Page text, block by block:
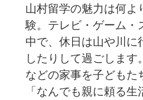
山村留学の魅力は何よ
験。テレビ・ゲーム・
中で、休日は山や川に
したりして過ごしま
などの家事を子どもた
「なんでも親に頼る